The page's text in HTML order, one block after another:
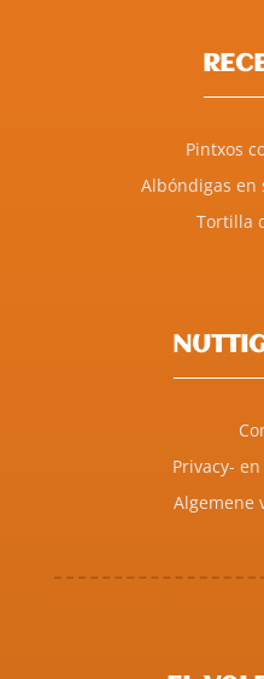
Pintxos
Albóndigas en
Tortilla
Privacy-
Algemene